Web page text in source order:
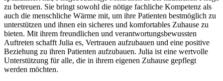
zu betreuen. Sie bringt sowohl die nötige fachliche Kompetenz als
auch die menschliche Wärme mit, um ihre Patienten bestmöglich zu
unterstützen und ihnen ein sicheres und komfortables Zuhause zu
bieten. Mit ihrem freundlichen und verantwortungsbewussten
Auftreten schafft Julia es, Vertrauen aufzubauen und eine positive
Beziehung zu ihren Patienten aufzubauen. Julia ist eine wertvolle
Unterstützung für alle, die in ihrem eigenen Zuhause gepflegt
werden möchten.